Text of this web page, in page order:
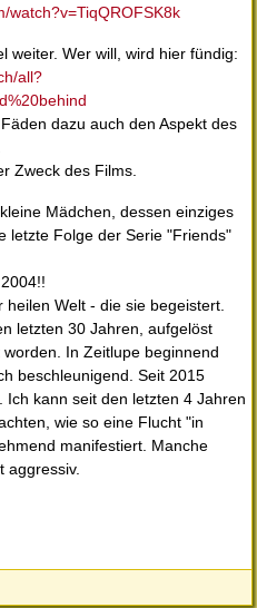
watch?v=TiqQROFSK8k
weiter. Wer will, wird hier fündig:
all?
dazu auch den Aspekt des
Zweck des Films.
Mädchen, dessen einziges
letzte Folge der Serie "Friends"
Welt - die sie begeistert.
letzten 30 Jahren, aufgelöst
In Zeitlupe beginnend
beschleunigend. Seit 2015
Ich kann seit den letzten 4 Jahren
wie so eine Flucht "in
manifestiert. Manche
aggressiv.